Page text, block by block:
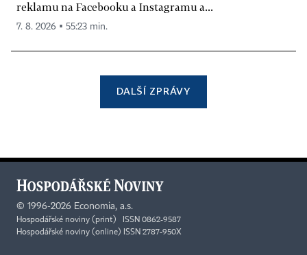
reklamu na Facebooku a Instagramu a...
7. 8. 2026 ▪ 55:23 min.
DALŠÍ ZPRÁVY
© 1996-2026 Economia, a.s.
Hospodářské noviny (print) ISSN 0862-9587
Hospodářské noviny (online) ISSN 2787-950X